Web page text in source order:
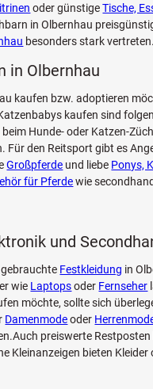
oder günstigeTische,
in Olbernhau
besonders stark vertreten.
in Olbernhau
kaufen bzw. adoptieren
kaufen sind
Hunde- oder Katzen-
Für den Reitsport gibt es
Großpferde und liebe Ponys,
für Pferdewie
und
Festkleidung in
wie Laptopsoder Fernseher
möchte, sollte sich
Damenmodeoder
preiswerte
Kleinanzeigen bieten